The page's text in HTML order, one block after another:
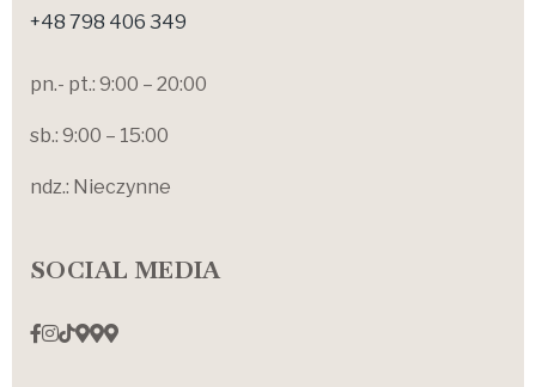
+48 798 406 349
pn.- pt.: 9:00 – 20:00
sb.: 9:00 – 15:00
ndz.: Nieczynne
SOCIAL MEDIA